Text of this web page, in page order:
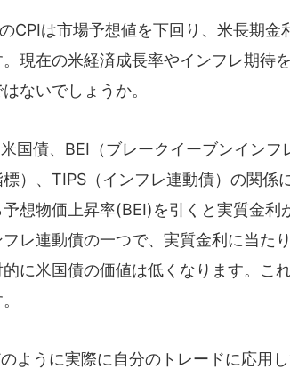
CPIは市場予想値を下回り、米長期金
現在の米経済成長率やインフレ期待
ないでしょうか。
国債、BEI（ブレークイーブンインフ
）、TIPS（インフレ連動債）の関係
想物価上昇率(BEI)を引くと実質金利
レ連動債の一つで、実質金利に当た
に米国債の価値は低くなります。こ
ように実際に自分のトレードに応用